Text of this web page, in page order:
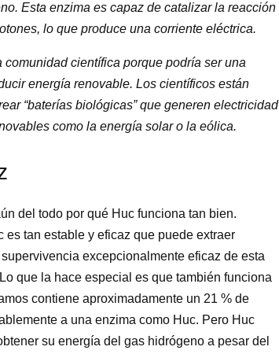
Esta enzima es capaz de catalizar la reacción
lo que produce una corriente eléctrica.
científica porque podría ser una
energía renovable. Los científicos están
“baterías biológicas” que generen electricidad
como la energía solar o la eólica.
del todo por qué Huc funciona tan bien.
es tan estable y eficaz que puede extraer
excepcionalmente eficaz de esta
que la hace especial es que también funciona
contiene aproximadamente un 21 % de
a una enzima como Huc. Pero Huc
su energía del gas hidrógeno a pesar del